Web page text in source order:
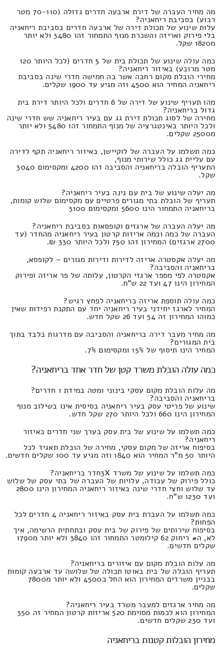
מה מחיר העברה של דירת ארבעה חדרים גדולה (70-110 מטר
רבוע) בסביבת ריחאניה?
עלות שינוע של תכולת דירה של ארבעה חדרים בסביבת ריחאניה
בלי פירוק ואריזה והשכרת מנוף התמחור זהו 3480 ולא יותר
מ1820 שקל.
כמה עולה שינוע של תכולת בית של 5 חדרים (לכל היותר 120
מטר מרובע) באיזור ריחאניה?
מחירי הובלת מקום רחבה אשר בה חמישה חדרי שינה בסביבת
ריחאניה המחיר הוא 4500 וזה מגיע עד 1900 שקלים.
מהו תעריף שינוע של דירה של 6 חדרים ולכל היותר דירת בית
גדול בריחאניה?
מחירה של לסוג תכולת דירת גג עם בעיר ריחאניה שש חדרי שינה
ולכל היותר באינטגרציה של מנוף התמחור זהו 5480 ולא יותר
מ2500 שקלים.
כמה תשלמו על העברה של לוקיישן, באיזור ריחאניה תקף לדירה
עם עליית גג כולל שירותי מנוף,
התעריף הובלה בריחאניה והסביבה זהו 4200 ומקסימום 3040
שקל.
מה יעלה שינוע של בית עם גינה בעיר ריחאניה?
תעריף של הובלת בתי מגורים פרטיים עם מקסימום שלוש קומות,
בריחאניה התמחור הינו 5600 ומקסימום 3100
מה יעלה העברה של ארגזים וקופסאות בסביבת ריחאניה?
העברה של כמה וכמה אריזות קרטון בעיר ריחאניה מהחדר (עד
2700 ארגזים) המחירון זהו 750 ולכל היותר 330 ₪.
מה יעלה אקסטרה אריזה לדירות ודירות מגורים – לקופסא,
בריחאניה והסביבה?
אקסטרה לפי מספר ארגזי הקרטון, עלותה של פר אריזה ופירוק
המחירון הינו 47 ועד 22 ש"ח.
כמה עולה תוספת אריזה בריחאניה לפחץ רגיש?
המחיר לארגז יחידני בעיר ריחאניה יחד עם התקנת רפידות שאין
כמוהו המחירון זה 54 ועד 26 שקל חדש.
מה מחיר מעבר דירה בריחאניה והסביבה עם מדרגות בלבד בתוך
בית המגורים?
המחיר הינו תיסוף של 15% ומקסימום 7%.
כמה עולה הובלת משרד קטן של חדר אחד בריחאניה?
מה עלות הובלת מקום עסקי בינוני ומטה במידת 1 חדרים?
בריחאניה והסביבה?
שינוע של פריטי עסק בעיר ריחאניה בסיסית אינו בשילוב מנוף
המחירון הינו 660 ולכל היותר 270 שקל חדש.
כמה תשלמו על שינוע של בית עסק בערך שני חדרים באיזור
ריחאניה?
בסיפוח אריזה של מקום עסקי, מחירה של הובלת תאגיד לכל
היותר 50 מ"ר המחיר הוא 1840 וזה מגיע עד 100 שקלים חדשים.
כמה תשלמו על שינוע של משרד 3Xחדר בריחאניה?
כולל פירוק של עבודה, עלויות של העברה של בתי עסק של שלוש
עד שלוש וחצי חדרי שינה באיזור ריחאניה המחירון הינו 2800
ועד 1230 ש"ח.
כמה תשלמו על העברת בית עסק באיזור ריחאניה 4 חדרים לכל
הפחות?
בסיפוח שירותים של פירוק של בית עסק ובתחתית הרשימה, איך
לא, ה# ריחוק 62 קילומטר התמחור זהו 3840 ולא יותר מ1790
שקלים חדשים.
מה עלות הובלת מקום עם איזורים בריחאניה?
תעריף הובלה של בית באוטו תכולה של שלושה עד ארבעה קומות
בבניין משרדים המחירון הוא החל ב4500 ולא יותר מ7800
שקלים.
מה מחיר ארגזים למעבר משרד בעיר ריחאניה?
המחירון הוא לכמות מסוימת 520 אריזות קרטון המחיר זה 350
ועד 230 שקלים חדשים.
מחירון הובלות קטנות בריחאניה